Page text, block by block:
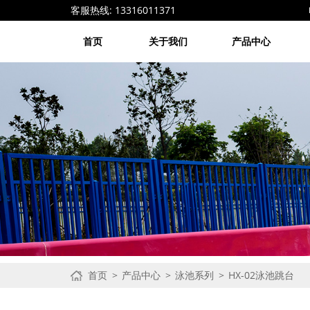
客服热线: 13316011371 电子邮箱:
首页 关于我们 产品中心
首页 产品中心 泳池系列 HX-02泳池跳台